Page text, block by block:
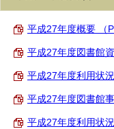
平成27年度概要 （
平成27年度図書館
平成27年度利用状
平成27年度図書館
平成27年度利用状